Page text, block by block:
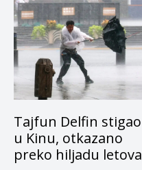
Tajfun Delfin stigao
u Kinu, otkazano
preko hiljadu letova